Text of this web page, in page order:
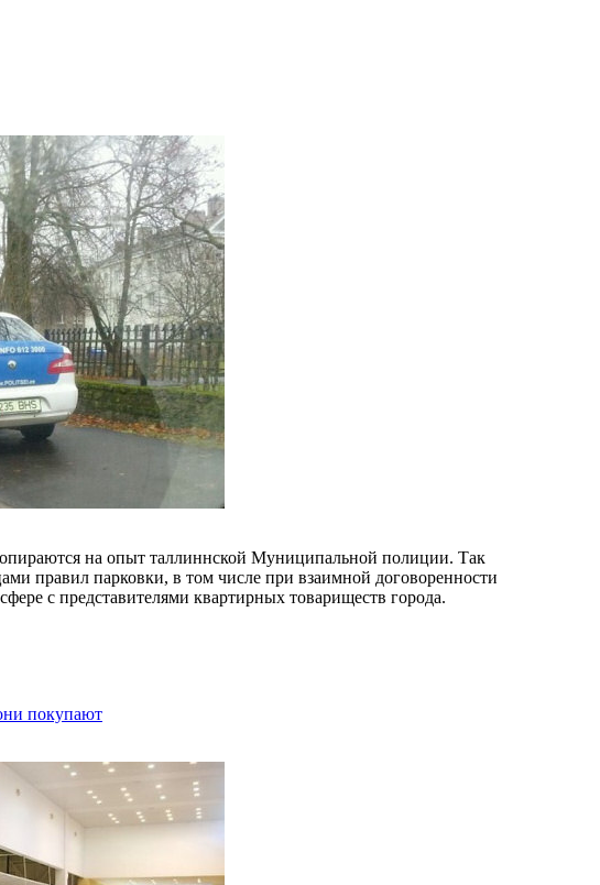
на опыт таллиннской Муниципальной полиции. Так
правил парковки, в том числе при взаимной договоренности
с представителями квартирных товариществ города.
покупают